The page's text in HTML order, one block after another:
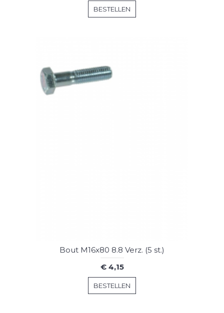
BESTELLEN
Bout M16x80 8.8 Verz. (5 st.)
€ 4,15
BESTELLEN